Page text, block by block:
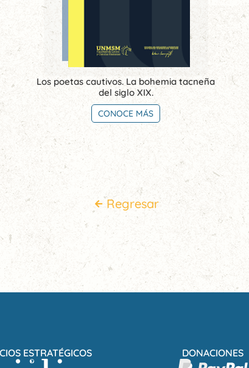
Los poetas cautivos. La bohemia tacneña
del siglo XIX.
CONOCE MÁS
Regresar
ESTRATÉGICOS DONACIONES